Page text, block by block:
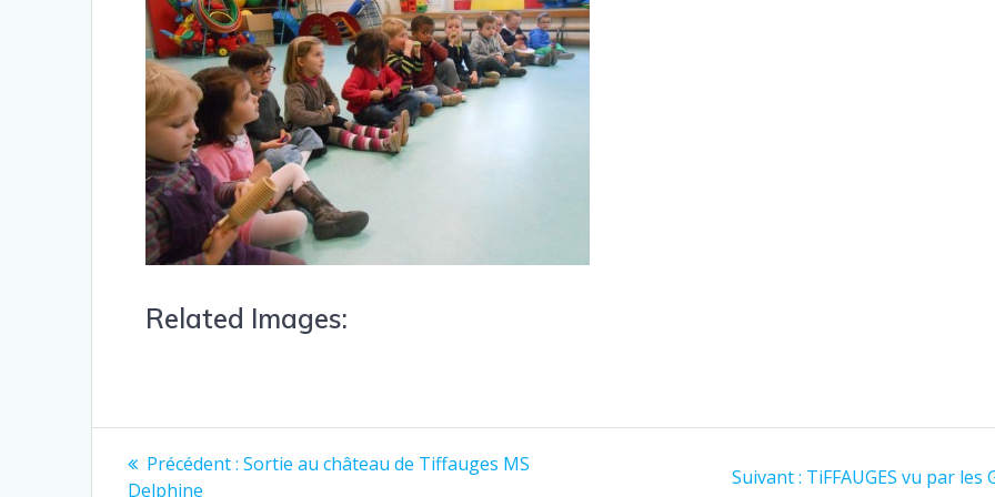
Related Images:
Précédent : Sortie au château de Tiffauges MS
Delphine
Suivant : TiFFAUGES vu par les